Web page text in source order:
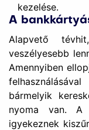
kezelése.
A
Alapvető
veszélyesebb
Amennyiben
bármelyik
nyoma van. A
igyekeznek